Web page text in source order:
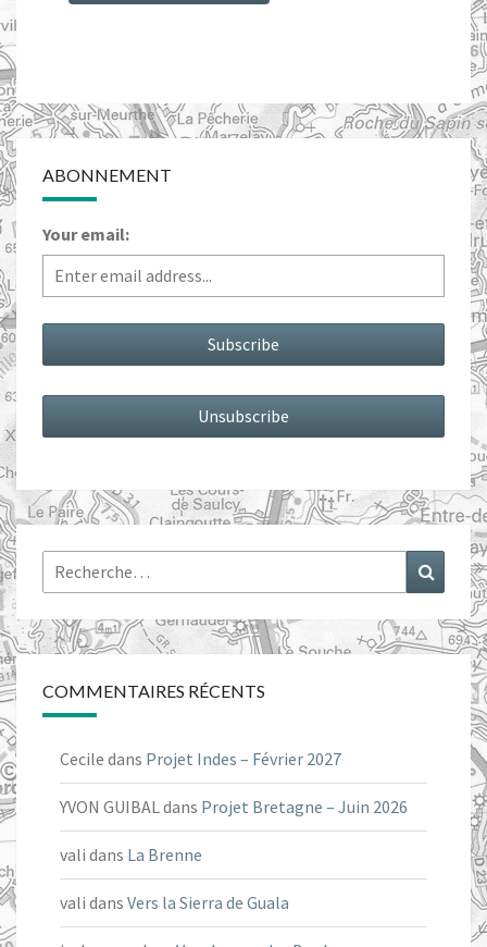
ABONNEMENT
Your email:
Rechercher :
COMMENTAIRES RÉCENTS
Cecile dans Projet Indes – Février 2027
YVON GUIBALdans Projet Bretagne – Juin 2026
vali dans La Brenne
vali dans Vers la Sierra de Guala